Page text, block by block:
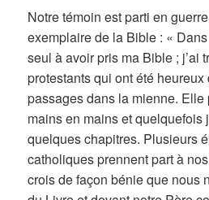
Notre témoin est parti en
exemplaire de la Bible : «
seul à avoir pris ma Bible ; j’ai
protestants qui ont été
passages dans la mienne. Elle
mains en mains et quelquefois
quelques chapitres. Plusieurs
catholiques prennent part à
crois de façon bénie que nous